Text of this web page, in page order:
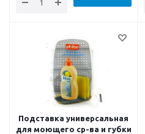
Подставка универсальная
для моющего ср-ва и губки